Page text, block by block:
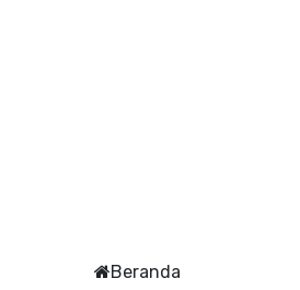
Beranda